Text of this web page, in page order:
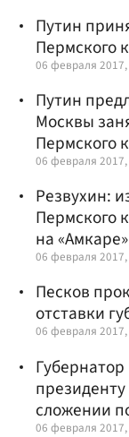
Путин
Пермского
06 февраля 2017,
Путин
Москвы
Пермского
06 февраля 2017,
Резвухин:
Пермского
на «Амкаре»
06 февраля 2017,
Песков
отставки
06 февраля 2017,
сложении
06 февраля 2017,